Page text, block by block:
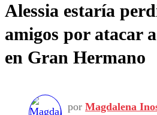
Frecuencias
Agricultura TV
Deportes
Colo Colo
Seleccion Chilena
Entretención
Economía
Publicaciones en
Alessia estaría
amigos por atacar
en Gran Hermano
por Magdalena